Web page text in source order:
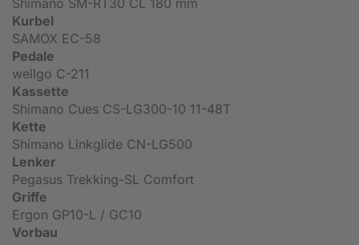
Shimano SM-RT30 CL 180 mm
Kurbel
SAMOX EC-58
Pedale
wellgo C-211
Kassette
Shimano Cues CS-LG300-10 11-48T
Kette
Shimano Linkglide CN-LG500
Lenker
Pegasus Trekking-SL Comfort
Griffe
Ergon GP10-L / GC10
Vorbau